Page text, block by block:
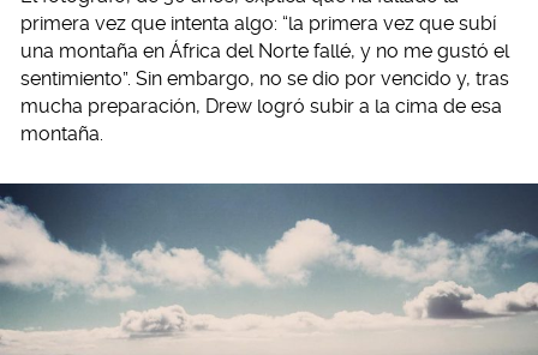
primera vez que intenta algo: “la primera vez que subí
una montaña en África del Norte fallé, y no me gustó el
sentimiento”. Sin embargo, no se dio por vencido y, tras
mucha preparación, Drew logró subir a la cima de esa
montaña.